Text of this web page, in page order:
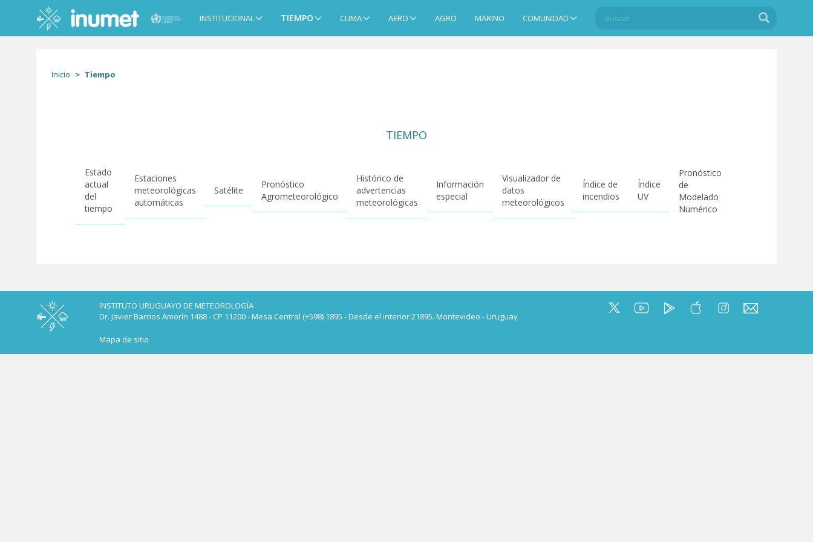
principal
Main
navigation
INSTITUCIONAL TIEMPO CLIMA AERO AGRO MARINO COMUNIDAD
Search
Buscar
Inicio Tiempo
TIEMPO
Estado
actual
del
tiempo
Estaciones
meteorológicas
automáticas
Satélite
Pronóstico
Agrometeorológico
Histórico de
advertencias
meteorológicas
Información
especial
Visualizador de
datos
meteorológicos
Índice de
incendios
Índice
UV
Pronóstico
de
Modelado
Numérico
INSTITUTO URUGUAYO DE METEOROLOGÍA
Dr. Javier Barrios Amorín 1488 - CP 11200 - Mesa Central (+598) 1895 - Desde el interior 21895. Montevideo - Uruguay
Mapa de sitio